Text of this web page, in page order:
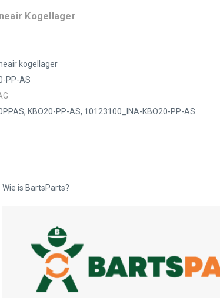
Kogellager
kogellager
PP-AS
KBO20-PP-AS, 10123100_INA-KBO20-PP-AS
Wie is BartsParts?